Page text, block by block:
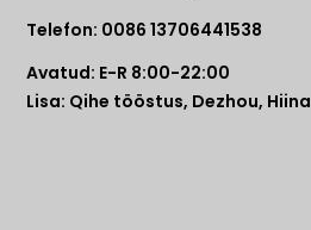
Telefon: 0086 13706441538
Avatud: E-R 8:00-22:00
Lisa: Qihe tööstus, Dezhou, Hiina